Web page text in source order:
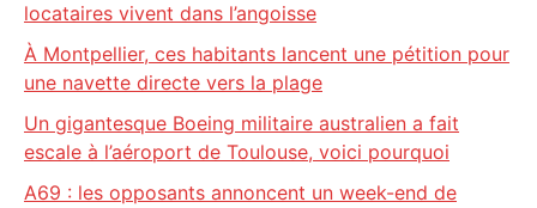
locataires vivent dans l’angoisse
À Montpellier, ces habitants lancent une pétition pour
une navette directe vers la plage
Un gigantesque Boeing militaire australien a fait
escale à l’aéroport de Toulouse, voici pourquoi
A69 : les opposants annoncent un week-end de